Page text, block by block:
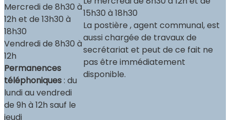
Mercredi de 8h30 à
12h et de 13h30 à
18h30
Vendredi de 8h30 à
12h
Permanences
téléphoniques: du
lundi au vendredi
de 9h à 12h sauf le
jeudi
15h30 à 18h30
La postière , agent communal, est
aussi chargée de travaux de
secrétariat et peut de ce fait ne
pas être immédiatement
disponible.